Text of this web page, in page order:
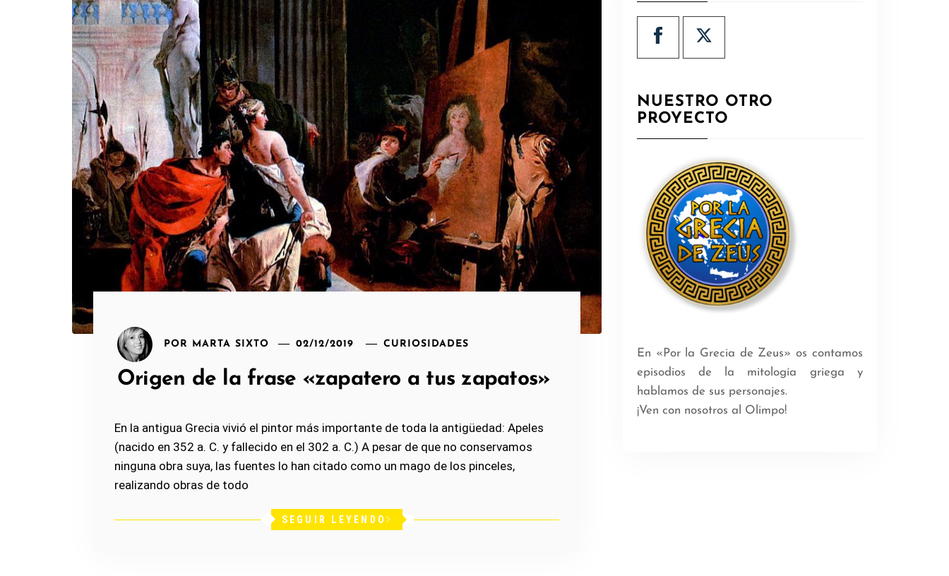
POR MARTA SIXTO 02/12/2019 CURIOSIDADES
Origen de la frase «zapatero a tus zapatos»
En la antigua Grecia vivió el pintor más importante de toda la antigüedad: Apeles
(nacido en 352 a. C. y fallecido en el 302 a. C.) A pesar de que no conservamos
ninguna obra suya, las fuentes lo han citado como un mago de los pinceles,
realizando obras de todo
SEGUIR LEYENDO
NUESTRO OTRO
PROYECTO
En «Por la Grecia de Zeus» os contamos
episodios de la mitología griega y
hablamos de sus personajes.
¡Ven con nosotros al Olimpo!